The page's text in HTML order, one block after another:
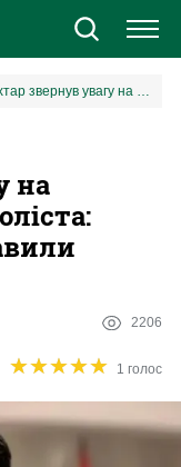
Шахтар звернув увагу на аргентинського футболіста: «гірники» вже відправили офіційну пропозицію
на
2206
★★★★★
★★★★★ 1 голос